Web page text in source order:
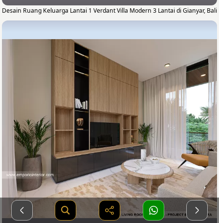
Desain Ruang Keluarga Lantai 1 Verdant Villa Modern 3 Lantai di Gianyar, Bali